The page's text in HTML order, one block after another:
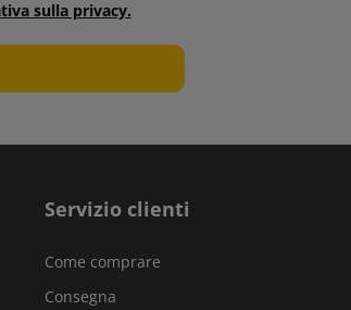
sulla privacy.
Servizio clienti
Come comprare
Consegna